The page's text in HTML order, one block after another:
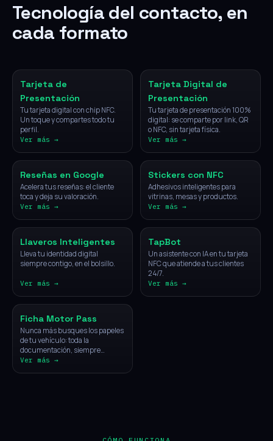
Tecnología del contacto, en
cada formato
Tarjeta de
Presentación
Tu tarjeta digital con chip NFC.
Un toque y compartes todo tu
perfil.
Ver más →
Tarjeta Digital de
Presentación
Tu tarjeta de presentación 100%
digital: se comparte por link, QR
o NFC, sin tarjeta física.
Ver más →
NFC
Reseñas en Google
Acelera tus reseñas: el cliente
toca y deja su valoración.
Ver más →
NFC
Stickers con NFC
Adhesivos inteligentes para
vitrinas, mesas y productos.
Ver más →
NFC
Llaveros Inteligentes
Lleva tu identidad digital
siempre contigo, en el bolsillo.
Ver más →
IA
TapBot
Un asistente con IA en tu tarjeta
NFC que atiende a tus clientes
24/7.
Ver más →
Vehículos
Ficha Motor Pass
Nunca más busques los papeles
de tu vehículo: toda la
documentación, siempre
disponible con un solo toque.
Ver más →